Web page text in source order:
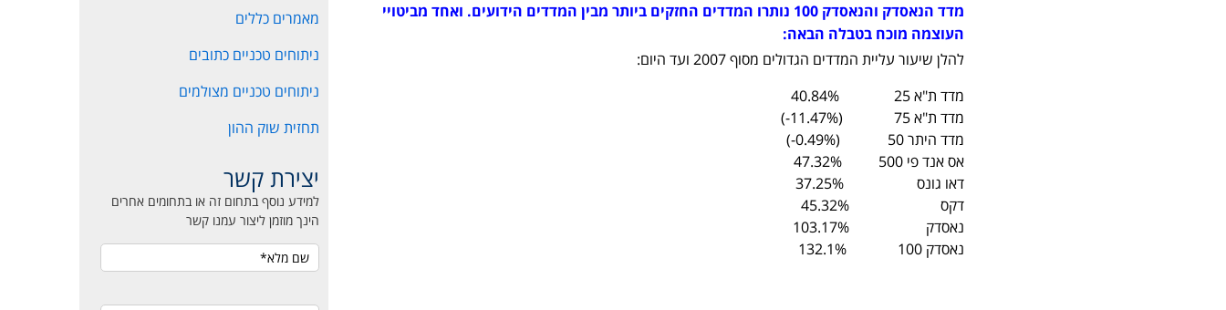
מדד הנאסדק והנאסדק 100 נותרו המדדים החזקים ביותר מבין המדדים הידועים. ואחד מביטויי
העוצמה מוכח בטבלה הבאה:
להלן שיעור עליית המדדים הגדולים מסוף 2007 ועד היום:
מדד ת"א 25 40.84%
מדד ת"א 75 (11.47%-)
מדד היתר 50 (0.49%-)
אס אנד פי 500 47.32%
דאו גונס 37.25%
דקס 45.32%
נאסדק 103.17%
נאסדק 100 132.1%
מאמרים כללים
ניתוחים טכניים כתובים
ניתוחים טכניים מצולמים
תחזית שוק ההון
יצירת קשר
למידע נוסף בתחום זה או בתחומים אחרים
הינך מוזמן ליצור עמנו קשר